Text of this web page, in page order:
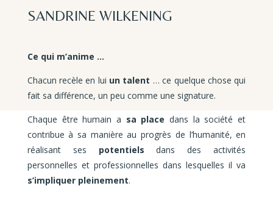
SANDRINE WILKENING
Ce qui m’anime …
Chacun recèle en lui un talent … ce quelque chose qui
fait sa différence, un peu comme une signature.
Chaque être humain a sa place dans la société et
contribue à sa manière au progrès de l’humanité, en
réalisant ses potentiels dans des activités
personnelles et professionnelles dans lesquelles il va
s’impliquer pleinement.